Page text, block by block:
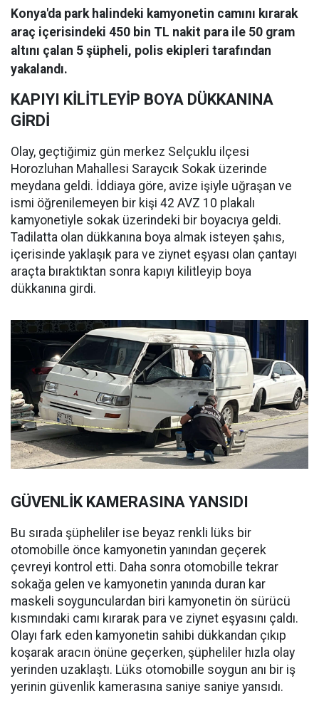
Konya'da park halindeki kamyonetin camını kırarak
araç içerisindeki 450 bin TL nakit para ile 50 gram
altını çalan 5 şüpheli, polis ekipleri tarafından
yakalandı.
KAPIYI KİLİTLEYİP BOYA DÜKKANINA
GİRDİ
Olay, geçtiğimiz gün merkez Selçuklu ilçesi
Horozluhan Mahallesi Saraycık Sokak üzerinde
meydana geldi. İddiaya göre, avize işiyle uğraşan ve
ismi öğrenilemeyen bir kişi 42 AVZ 10 plakalı
kamyonetiyle sokak üzerindeki bir boyacıya geldi.
Tadilatta olan dükkanına boya almak isteyen şahıs,
içerisinde yaklaşık para ve ziynet eşyası olan çantayı
araçta bıraktıktan sonra kapıyı kilitleyip boya
dükkanına girdi.
GÜVENLİK KAMERASINA YANSIDI
Bu sırada şüpheliler ise beyaz renkli lüks bir
otomobille önce kamyonetin yanından geçerek
çevreyi kontrol etti. Daha sonra otomobille tekrar
sokağa gelen ve kamyonetin yanında duran kar
maskeli soygunculardan biri kamyonetin ön sürücü
kısmındaki camı kırarak para ve ziynet eşyasını çaldı.
Olayı fark eden kamyonetin sahibi dükkandan çıkıp
koşarak aracın önüne geçerken, şüpheliler hızla olay
yerinden uzaklaştı. Lüks otomobille soygun anı bir iş
yerinin güvenlik kamerasına saniye saniye yansıdı.